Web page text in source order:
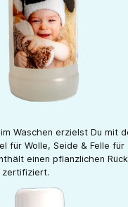
Waschen erzielst Du mit
für Wolle, Seide & Felle für
einen pflanzlichen
zertifiziert.